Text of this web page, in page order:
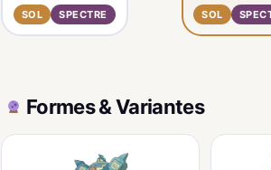
SOL SPECTRE SOL
Formes & Variantes